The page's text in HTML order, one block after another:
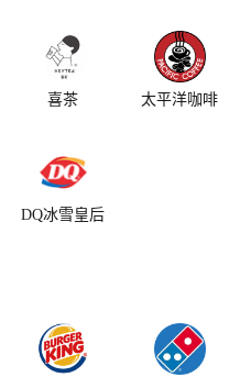
喜茶 太平洋咖啡
DQ冰雪皇后